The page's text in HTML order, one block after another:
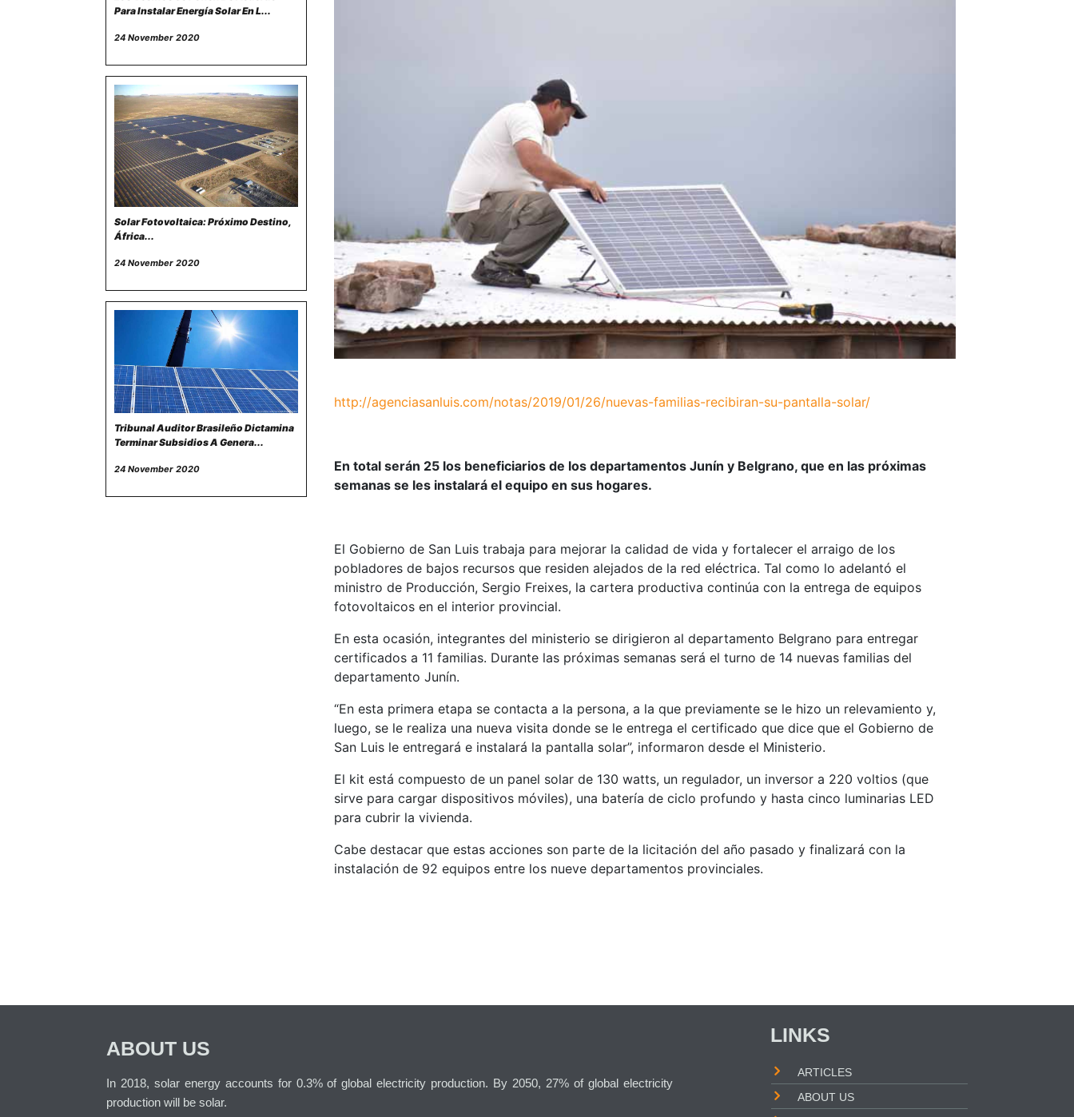
Para Instalar Energía Solar En L...
24 November 2020
Solar Fotovoltaica: Próximo Destino,
África...
24 November 2020
Tribunal Auditor Brasileño Dictamina
Terminar Subsidios A Genera...
24 November 2020
http://agenciasanluis.com/notas/2019/01/26/nuevas-familias-recibiran-su-pantalla-solar/
En total serán 25 los beneficiarios de los departamentos Junín y Belgrano, que en las próximas
semanas se les instalará el equipo en sus hogares.
El Gobierno de San Luis trabaja para mejorar la calidad de vida y fortalecer el arraigo de los
pobladores de bajos recursos que residen alejados de la red eléctrica. Tal como lo adelantó el
ministro de Producción, Sergio Freixes, la cartera productiva continúa con la entrega de equipos
fotovoltaicos en el interior provincial.
En esta ocasión, integrantes del ministerio se dirigieron al departamento Belgrano para entregar
certificados a 11 familias. Durante las próximas semanas será el turno de 14 nuevas familias del
departamento Junín.
“En esta primera etapa se contacta a la persona, a la que previamente se le hizo un relevamiento y,
luego, se le realiza una nueva visita donde se le entrega el certificado que dice que el Gobierno de
San Luis le entregará e instalará la pantalla solar”, informaron desde el Ministerio.
El kit está compuesto de un panel solar de 130 watts, un regulador, un inversor a 220 voltios (que
sirve para cargar dispositivos móviles), una batería de ciclo profundo y hasta cinco luminarias LED
para cubrir la vivienda.
Cabe destacar que estas acciones son parte de la licitación del año pasado y finalizará con la
instalación de 92 equipos entre los nueve departamentos provinciales.
ABOUT US
In 2018, solar energy accounts for 0.3% of global electricity production. By 2050, 27% of global electricity
production will be solar.
LINKS
ARTICLES
ABOUT US